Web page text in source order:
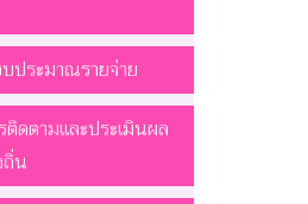
ระมาณรายจ่าย
ติดตามและประเมินผล
น